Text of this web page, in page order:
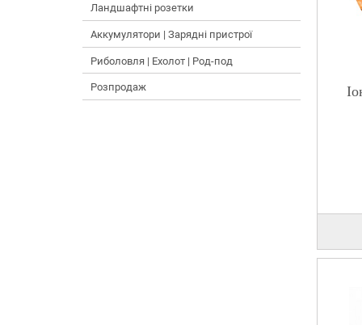
Ландшафтні розетки
Аккумулятори | Зарядні пристрої
Риболовля | Ехолот | Род-под
Розпродаж